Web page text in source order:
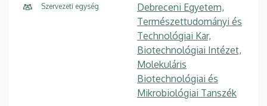
Szervezeti egység
Debreceni Egyetem,
Természettudományi és
Technológiai Kar,
Biotechnológiai Intézet,
Molekuláris
Biotechnológiai és
Mikrobiológiai Tanszék